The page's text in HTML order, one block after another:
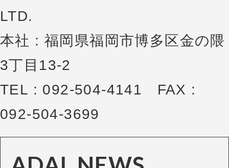
LTD.
本社 : 福岡県福岡市博多区金の隈
3丁目13-2
TEL : 092-504-4141 FAX :
092-504-3699